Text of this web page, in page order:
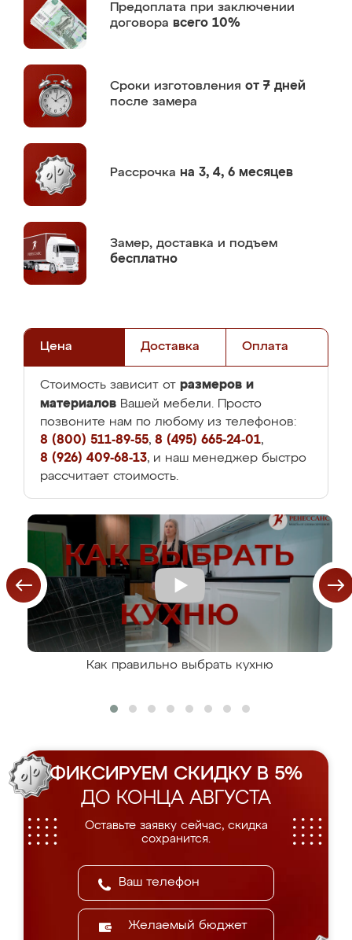
Предоплата при заключении
договора всего 10%
Сроки изготовления от 7 дней
после замера
Рассрочка на 3, 4, 6 месяцев
Замер, доставка и подъем
бесплатно
Цена Доставка Оплата
Стоимость зависит от размеров и
материалов Вашей мебели. Просто
позвоните нам по любому из телефонов:
8 (800) 511-89-55, 8 (495) 665-24-01,
8 (926) 409-68-13, и наш менеджер быстро
рассчитает стоимость.
Как правильно выбрать кухню
ФИКСИРУЕМ СКИДКУ В 5%
ДО КОНЦА АВГУСТА
Оставьте заявку сейчас, скидка
сохранится.
Желаемый бюджет